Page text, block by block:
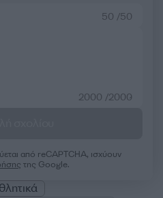
50 /50
2000 /2000
από reCAPTCHA, ισχύουν
της Google.